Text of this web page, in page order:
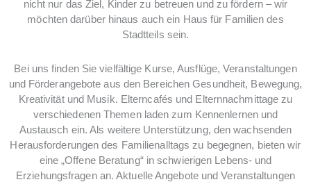
nicht nur das Ziel, Kinder zu betreuen und zu fördern – wir
möchten darüber hinaus auch ein Haus für Familien des
Stadtteils sein.
Bei uns finden Sie vielfältige Kurse, Ausflüge, Veranstaltungen
und Förderangebote aus den Bereichen Gesundheit, Bewegung,
Kreativität und Musik. Elterncafés und Elternnachmittage zu
verschiedenen Themen laden zum Kennenlernen und
Austausch ein. Als weitere Unterstützung, den wachsenden
Herausforderungen des Familienalltags zu begegnen, bieten wir
eine „Offene Beratung“ in schwierigen Lebens- und
Erziehungsfragen an. Aktuelle Angebote und Veranstaltungen